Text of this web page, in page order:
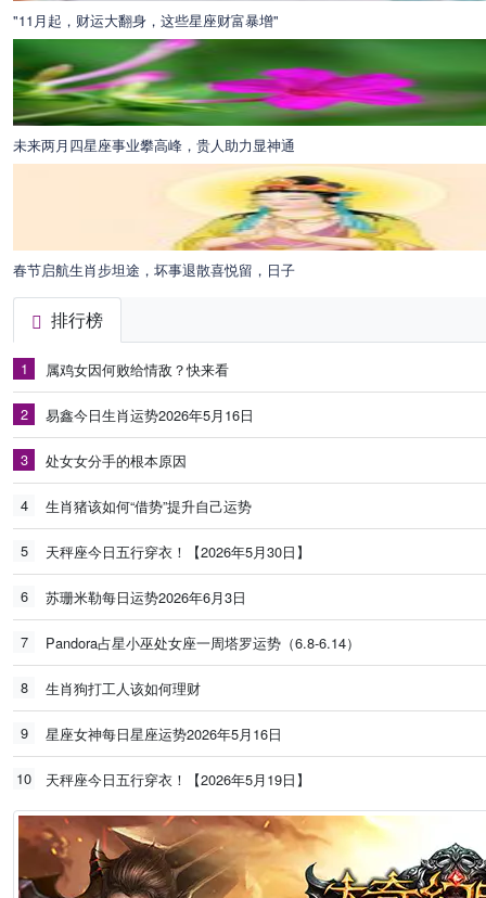
"11月起，财运大翻身，这些星座财富暴增"
未来两月四星座事业攀高峰，贵人助力显神通
春节启航生肖步坦途，坏事退散喜悦留，日子
排行榜
1 属鸡女因何败给情敌？快来看
2 易鑫今日生肖运势2026年5月16日
3 处女女分手的根本原因
4 生肖猪该如何“借势”提升自己运势
5 天秤座今日五行穿衣！【2026年5月30日】
6 苏珊米勒每日运势2026年6月3日
7 Pandora占星小巫处女座一周塔罗运势（6.8-6.14）
8 生肖狗打工人该如何理财
9 星座女神每日星座运势2026年5月16日
10 天秤座今日五行穿衣！【2026年5月19日】